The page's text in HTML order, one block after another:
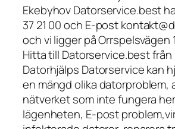
Ekebyhov Datorservice.best
37 21 00 och E-post
och vi ligger på Orrspelsvägen
Hitta till Datorservice.best från
Datorhjälps Datorservice kan
en mängd olika datorproblem,
nätverket som inte fungera
lägenheten, E-post